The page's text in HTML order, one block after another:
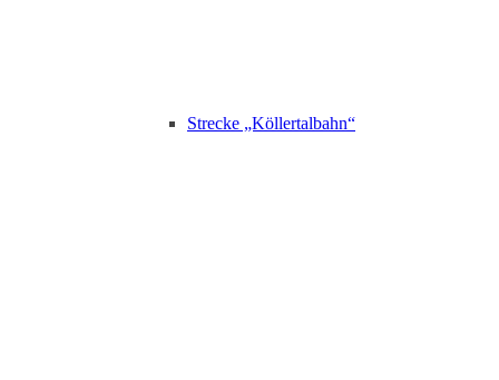
Strecke „Köllertalbahn“